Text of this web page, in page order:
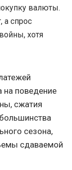
валюты.
а спрос
хотя
на поведение
сжатия
сезона,
сдаваемой